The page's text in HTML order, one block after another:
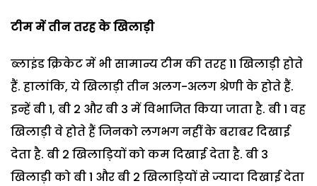
टीम में तीन तरह के खिलाड़ी
ब्लाइंड क्रिकेट में भी सामान्य टीम की तरह 11 खिलाड़ी होते
हैं. हालांकि, ये खिलाड़ी तीन अलग-अलग श्रेणी के होते हैं.
इन्हें बी 1, बी 2 और बी 3 में विभाजित किया जाता है. बी 1 वह
खिलाड़ी वे होते हैं जिनको लगभग नहीं के बराबर दिखाई
देता है. बी 2 खिलाड़ियों को कम दिखाई देता है. बी 3
खिलाड़ी को बी 1 और बी 2 खिलाड़ियों से ज्यादा दिखाई देता